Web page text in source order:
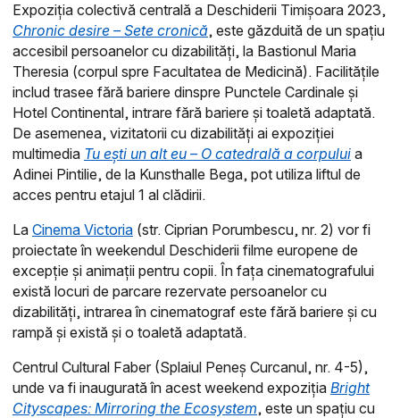
Expoziția colectivă centrală a Deschiderii Timișoara 2023,
Chronic desire – Sete cronică, este găzduită de un spațiu
accesibil persoanelor cu dizabilități, la Bastionul Maria
Theresia (corpul spre Facultatea de Medicină). Facilitățile
includ trasee fără bariere dinspre Punctele Cardinale și
Hotel Continental, intrare fără bariere și toaletă adaptată.
De asemenea, vizitatorii cu dizabilități ai expoziției
multimedia Tu ești un alt eu – O catedrală a corpului a
Adinei Pintilie, de la Kunsthalle Bega, pot utiliza liftul de
acces pentru etajul 1 al clădirii.
La Cinema Victoria (str. Ciprian Porumbescu, nr. 2) vor fi
proiectate în weekendul Deschiderii filme europene de
excepție și animații pentru copii. În fața cinematografului
există locuri de parcare rezervate persoanelor cu
dizabilități, intrarea în cinematograf este fără bariere și cu
rampă și există și o toaletă adaptată.
Centrul Cultural Faber (Splaiul Peneș Curcanul, nr. 4-5),
unde va fi inaugurată în acest weekend expoziția Bright
Cityscapes: Mirroring the Ecosystem, este un spațiu cu